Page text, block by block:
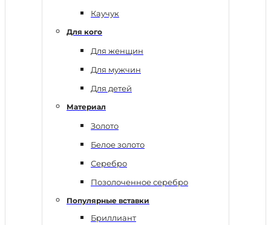
Каучук
Для кого
Для женщин
Для мужчин
Для детей
Материал
Золото
Белое золото
Серебро
Позолоченное серебро
Популярные вставки
Бриллиант